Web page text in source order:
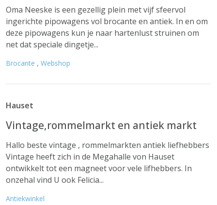
Oma Neeske is een gezellig plein met vijf sfeervol
ingerichte pipowagens vol brocante en antiek. In en om
deze pipowagens kun je naar hartenlust struinen om
net dat speciale dingetje...
Brocante , Webshop
Hauset
Vintage,rommelmarkt en antiek markt
Hallo beste vintage , rommelmarkten antiek liefhebbers
Vintage heeft zich in de Megahalle von Hauset
ontwikkelt tot een magneet voor vele lifhebbers. In
onzehal vind U ook Felicia...
Antiekwinkel